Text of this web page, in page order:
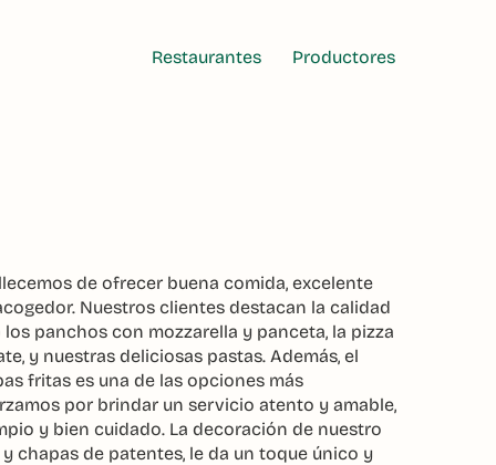
Restaurantes Productores
de ofrecer buena comida, excelente
Nuestros clientes destacan la calidad
panchos con mozzarella y panceta, la pizza
y nuestras deliciosas pastas. Además, el
fritas es una de las opciones más
por brindar un servicio atento y amable,
y bien cuidado. La decoración de nuestro
chapas de patentes, le da un toque único y